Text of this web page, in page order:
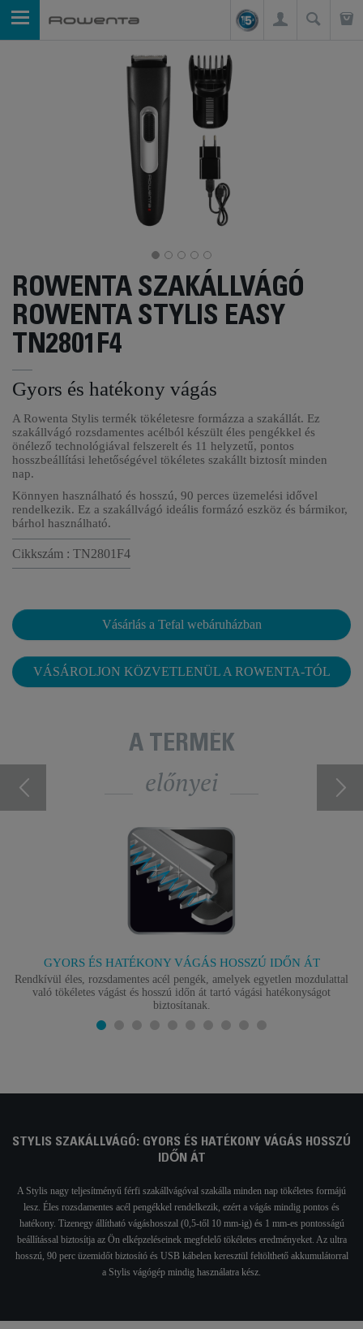
ROWENTA SZAKÁLLVÁGÓ
ROWENTA STYLIS EASY
TN2801F4
Gyors és hatékony vágás
A Rowenta Stylis termék tökéletesre formázza a szakállát. Ez
szakállvágó rozsdamentes acélból készült éles pengékkel és
önélező technológiával felszerelt és 11 helyzetű, pontos
hosszbeállítási lehetőségével tökéletes szakállt biztosít minden
nap.
Könnyen használható és hosszú, 90 perces üzemelési idővel
rendelkezik. Ez a szakállvágó ideális formázó eszköz és bármikor,
bárhol használható.
Cikkszám : TN2801F4
Vásárlás a Tefal webáruházban
VÁSÁROLJON KÖZVETLENÜL A ROWENTA-TÓL
A TERMÉK
előnyei
GYORS ÉS HATÉKONY VÁGÁS HOSSZÚ IDŐN ÁT
Rendkívül éles, rozsdamentes acél pengék, amelyek egyetlen mozdulattal
való tökéletes vágást és hosszú időn át tartó vágási hatékonyságot
biztosítanak.
STYLIS SZAKÁLLVÁGÓ: GYORS ÉS HATÉKONY VÁGÁS HOSSZÚ
IDŐN ÁT
A Stylis nagy teljesítményű férfi szakállvágóval szakálla minden nap tökéletes formájú
lesz. Éles rozsdamentes acél pengékkel rendelkezik, ezért a vágás mindig pontos és
hatékony. Tizenegy állítható vágáshosszal (0,5-től 10 mm-ig) és 1 mm-es pontosságú
beállítással biztosítja az Ön elképzeléseinek megfelelő tökéletes eredményeket. Az ultra
hosszú, 90 perc üzemidőt biztosító és USB kábelen keresztül feltölthető akkumulátorral
a Stylis vágógép mindig használatra kész.